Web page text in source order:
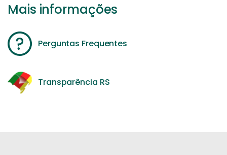
Mais informações
Perguntas Frequentes
Transparência RS